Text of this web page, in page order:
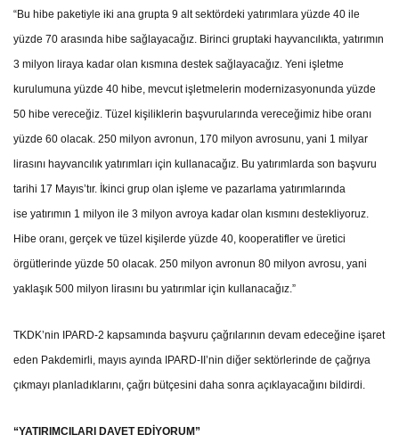
“Bu hibe paketiyle iki ana grupta 9 alt sektördeki yatırımlara yüzde 40 ile
yüzde 70 arasında hibe sağlayacağız. Birinci gruptaki hayvancılıkta, yatırımın
3 milyon liraya kadar olan kısmına destek sağlayacağız. Yeni işletme
kurulumuna yüzde 40 hibe, mevcut işletmelerin modernizasyonunda yüzde
50 hibe vereceğiz. Tüzel kişiliklerin başvurularında vereceğimiz hibe oranı
yüzde 60 olacak. 250 milyon avronun, 170 milyon avrosunu, yani 1 milyar
lirasını hayvancılık yatırımları için kullanacağız. Bu yatırımlarda son başvuru
tarihi 17 Mayıs’tır. İkinci grup olan işleme ve pazarlama yatırımlarında
ise yatırımın 1 milyon ile 3 milyon avroya kadar olan kısmını destekliyoruz.
Hibe oranı, gerçek ve tüzel kişilerde yüzde 40, kooperatifler ve üretici
örgütlerinde yüzde 50 olacak. 250 milyon avronun 80 milyon avrosu, yani
yaklaşık 500 milyon lirasını bu yatırımlar için kullanacağız.”
TKDK’nin IPARD-2 kapsamında başvuru çağrılarının devam edeceğine işaret
eden Pakdemirli, mayıs ayında IPARD-II’nin diğer sektörlerinde de çağrıya
çıkmayı planladıklarını, çağrı bütçesini daha sonra açıklayacağını bildirdi.
“YATIRIMCILARI DAVET EDİYORUM”